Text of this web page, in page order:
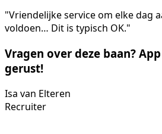
"Vriendelijke service om elke dag
voldoen… Dit is typisch OK."
Vragen over deze baan?
gerust!
Isa van Elteren
Recruiter